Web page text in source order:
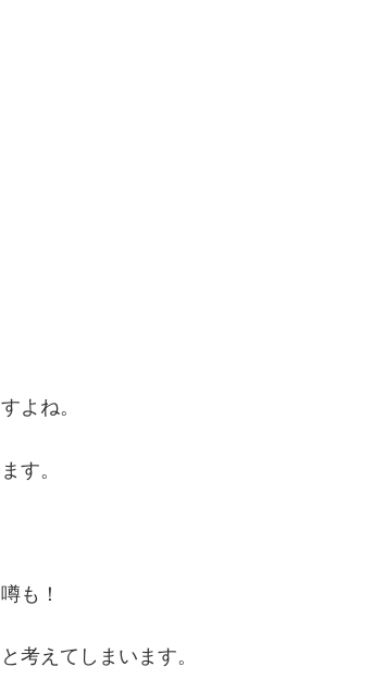
よね。
す。
も！
考えてしまいます。